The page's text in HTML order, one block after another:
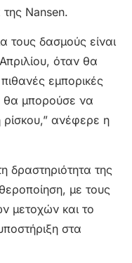
Nansen.
τους δασμούς είναι
όταν θα
εμπορικές
θα μπορούσε να
ρίσκου,” ανέφερε η
δραστηριότητα της
με τους
μετοχών και το
στα